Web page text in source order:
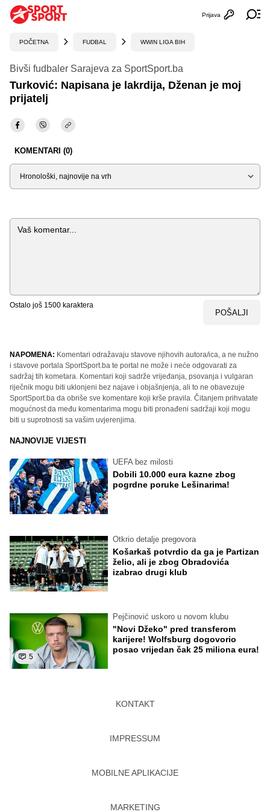
Otvori
Prijava
POČETNA FUDBAL WWIN LIGA BIH
Bivši fudbaler Sarajeva za SportSport.ba
Turković: Napisana je lakrdija, Dženan je moj
prijatelj
KOMENTARI (0)
Sortiraj
Komentar
Ostalo još 1500 karaktera
POŠALJI
NAPOMENA: Komentari odražavaju stavove njihovih autora/ica, a ne nužno
i stavove portala SportSport.ba te portal ne može i neće odgovarati za
sadržaj tih kometara. Komentari koji sadrže vrijeđanja, psovanja i vulgaran
riječnik mogu biti uklonjeni bez najave i objašnjenja, ali to ne obavezuje
SportSport.ba da obriše sve komentare koji krše pravila. Čitanjem prihvatate
mogućnost da među komentarima mogu biti pronađeni sadržaji koji mogu
biti u suprotnosti sa vašim uvjerenjima.
NAJNOVIJE VIJESTI
UEFA bez milosti
Dobili 10.000 eura kazne zbog
pogrdne poruke Lešinarima!
Otkrio detalje pregovora
Košarkaš potvrdio da ga je Partizan
želio, ali je zbog Obradovića
izabrao drugi klub
5
Pejčinović uskoro u novom klubu
"Novi Džeko" pred transferom
karijere! Wolfsburg dogovorio
posao vrijedan čak 25 miliona eura!
KONTAKT
IMPRESSUM
MOBILNE APLIKACIJE
MARKETING